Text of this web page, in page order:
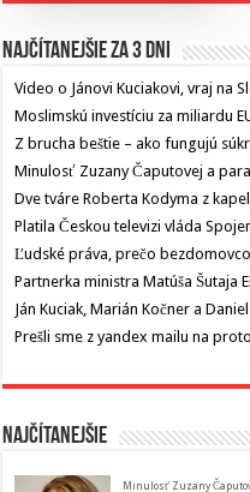
Najčítanejšie za 3 dni
Video o Jánovi Kuciakovi, vraj na
Moslimskú investíciu za miliardu
Z brucha beštie – ako fungujú
Minulosť Zuzany Čaputovej a
Dve tváre Roberta Kodyma z
Platila Českou televizi vláda
Ľudské práva, prečo
Partnerka ministra Matúša Šutaja
Ján Kuciak, Marián Kočner a
Prešli sme z yandex mailu na
Najčítanejšie
Minulosť Zuzany